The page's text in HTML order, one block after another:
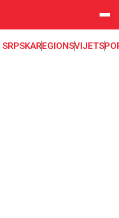
REGIONSVIJET